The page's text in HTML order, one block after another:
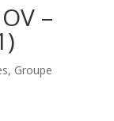
–
, Groupe